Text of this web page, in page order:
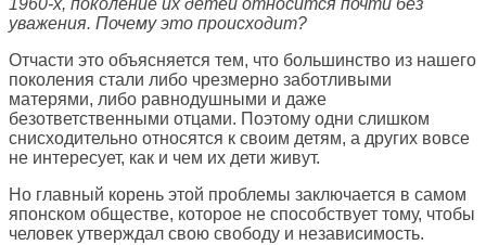
1960-х, поколение их детей относится почти без
уважения. Почему это происходит?
Отчасти это объясняется тем, что большинство из нашего
поколения стали либо чрезмерно заботливыми
матерями, либо равнодушными и даже
безответственными отцами. Поэтому одни слишком
снисходительно относятся к своим детям, а других вовсе
не интересует, как и чем их дети живут.
Но главный корень этой проблемы заключается в самом
японском обществе, которое не способствует тому, чтобы
человек утверждал свою свободу и независимость.